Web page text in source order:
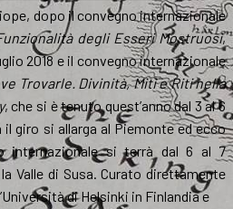
dopo il convegno internazionale
degli Esseri Mostruosi,
2018 e il convegno internazionale
Trovarle. Divinità, Miti e Riti nella
, che si è tenuto quest’anno dal 3 al 6
il giro si allarga al Piemonte ed ecco
internazionale si terrà dal 6 al 7
Valle di Susa. Curato direttamente
di Helsinki in Finlandia e